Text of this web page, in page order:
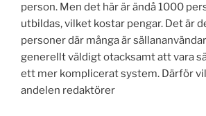
person. Men det här är ändå 1000
utbildas, vilket kostar pengar. Det är
personer där många är
generellt väldigt otacksamt att vara
ett mer komplicerat system. Därför
andelen redaktörer